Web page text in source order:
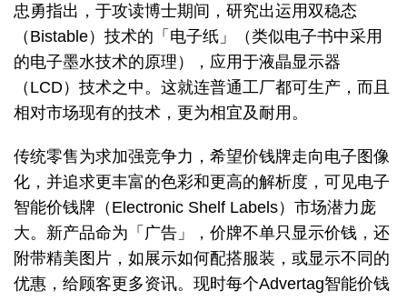
忠勇指出，于攻读博士期间，研究出运用双稳态
（Bistable）技术的「电子纸」（类似电子书中采用
的电子墨水技术的原理），应用于液晶显示器
（LCD）技术之中。这就连普通工厂都可生产，而且
相对市场现有的技术，更为相宜及耐用。
传统零售为求加强竞争力，希望价钱牌走向电子图像
化，并追求更丰富的色彩和更高的解析度，可见电子
智能价钱牌（Electronic Shelf Labels）市场潜力庞
大。新产品命为「广告」，价牌不单只显示价钱，还
附带精美图片，如展示如何配搭服装，或显示不同的
优惠，给顾客更多资讯。现时每个Advertag智能价钱